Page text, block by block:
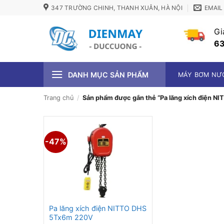
347 TRƯỜNG CHINH, THANH XUÂN, HÀ NỘI EMAIL
DANH MỤC SẢN PHẨM MÁY BƠM
Trang chủ / Sản phẩm được gắn thẻ “Pa lăng xích điện
-47%
Pa lăng xích điện NITTO DHS
5Tx6m 220V